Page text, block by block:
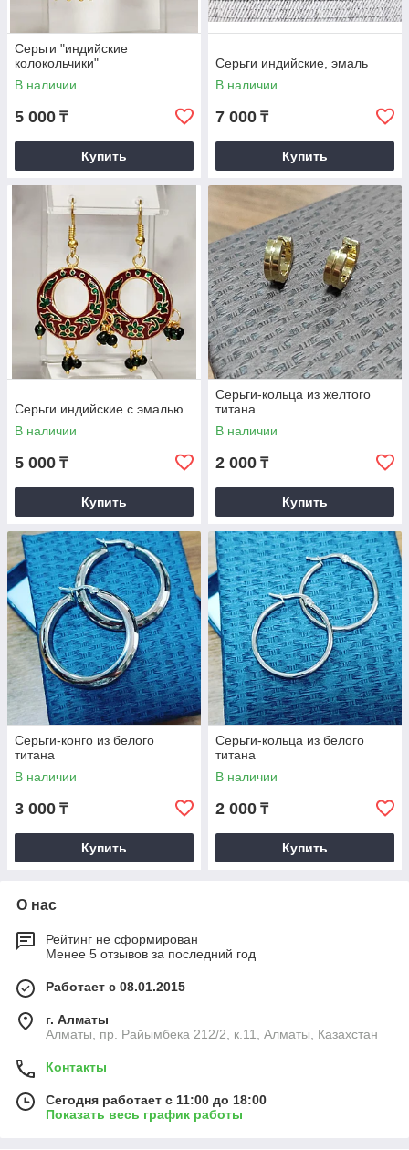
Серьги "индийские
колокольчики"
В наличии
5 000 ₸
Купить
Серьги индийские, эмаль
В наличии
7 000 ₸
Купить
Серьги индийские с эмалью
В наличии
5 000 ₸
Купить
Серьги-кольца из желтого
титана
В наличии
2 000 ₸
Купить
Серьги-конго из белого
титана
В наличии
3 000 ₸
Купить
Серьги-кольца из белого
титана
В наличии
2 000 ₸
Купить
О нас
Рейтинг не сформирован
Менее 5 отзывов за последний год
Работает с 08.01.2015
г. Алматы
Алматы, пр. Райымбека 212/2, к.11, Алматы, Казахстан
Контакты
Сегодня работает с 11:00 до 18:00
Показать весь график работы